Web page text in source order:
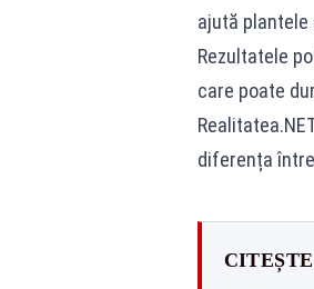
ajută
Rezultatele
care poate
diferența